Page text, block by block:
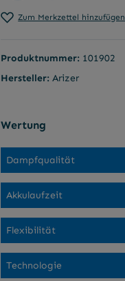
Zum Merkzettel hinzufügen
Produktnummer: 101902
Hersteller: Arizer
Wertung
Dampfqualität
Akkulaufzeit
Flexibilität
Technologie